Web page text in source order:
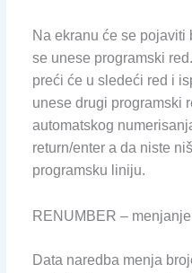
Na ekranu će se pojaviti
se unese programski
preći će u sledeći red i
unese drugi programski
automatskog
return/enter a da niste
programsku liniju.
RENUMBER –
Data naredba menja